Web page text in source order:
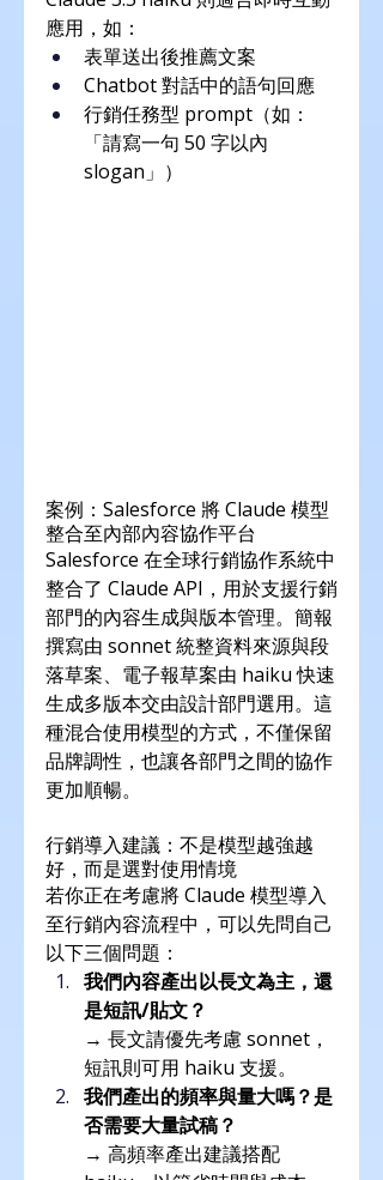
應用，如：
表單送出後推薦文案
Chatbot 對話中的語句回應
行銷任務型 prompt（如：
「請寫一句 50 字以內
slogan」）
案例：Salesforce 將 Claude 模型
整合至內部內容協作平台
Salesforce 在全球行銷協作系統中
整合了 Claude API，用於支援行銷
部門的內容生成與版本管理。簡報
撰寫由 sonnet 統整資料來源與段
落草案、電子報草案由 haiku 快速
生成多版本交由設計部門選用。這
種混合使用模型的方式，不僅保留
品牌調性，也讓各部門之間的協作
更加順暢。
行銷導入建議：不是模型越強越
好，而是選對使用情境
若你正在考慮將 Claude 模型導入
至行銷內容流程中，可以先問自己
以下三個問題：
我們內容產出以長文為主，還
是短訊/貼文？
→ 長文請優先考慮 sonnet，
短訊則可用 haiku 支援。
我們產出的頻率與量大嗎？是
否需要大量試稿？
→ 高頻率產出建議搭配